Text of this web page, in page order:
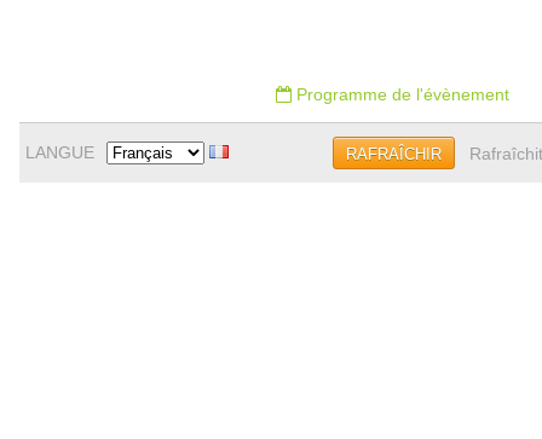
Programme de l'évènement
LANGUE RAFRAÎCHIR